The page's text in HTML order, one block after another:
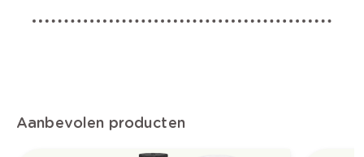
Aanbevolen producten